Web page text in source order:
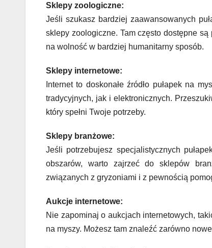
Sklepy zoologiczne:
Jeśli szukasz bardziej zaawansowanych
sklepy zoologiczne. Tam często dostępne
na wolność w bardziej humanitarny sposób.
Sklepy internetowe:
Internet to doskonałe źródło pułapek na
tradycyjnych, jak i elektronicznych.
który spełni Twoje potrzeby.
Sklepy branżowe:
Jeśli potrzebujesz specjalistycznych
obszarów, warto zajrzeć do sklepów
związanych z gryzoniami i z pewnością
Aukcje internetowe:
Nie zapominaj o aukcjach internetowych,
na myszy. Możesz tam znaleźć zarówno